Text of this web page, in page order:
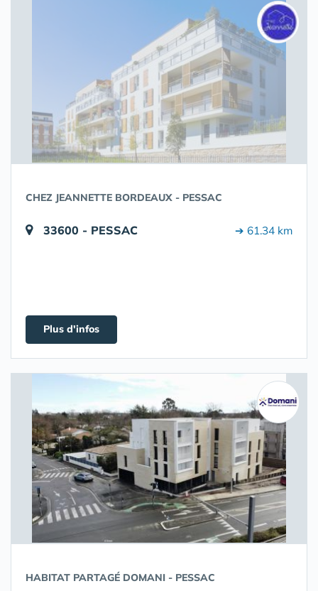
CHEZ JEANNETTE BORDEAUX - PESSAC
33600 - PESSAC ➔ 61.34 km
Plus d'infos
HABITAT PARTAGÉ DOMANI - PESSAC